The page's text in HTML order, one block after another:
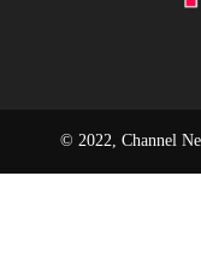
© 2022, Channel